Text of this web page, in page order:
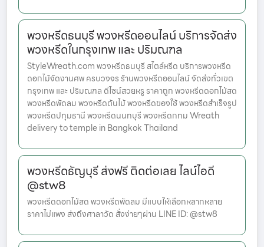
พวงหรีดธนบุรี พวงหรีดออนไลน์ บริการจัดส่ง
พวงหรีดในกรุงเทพ และ ปริมณฑล
StyleWreath.com พวงหรีดธนบุรี สไตล์หรีด บริการพวงหรีด
ดอกไม้จัดงานศพ ครบวงจร ร้านพวงหรีดออนไลน์ จัดส่งทั่วเขต
กรุงเทพ และ ปริมณฑล ดีไซน์สวยหรู ราคาถูก พวงหรีดดอกไม้สด
พวงหรีดพัดลม พวงหรีดต้นไม้ พวงหรีดของใช้ พวงหรีดสำเร็จรูป
พวงหรีดปทุมธานี พวงหรีดนนทบุรี พวงหรีดกทม Wreath
delivery to temple in Bangkok Thailand
พวงหรีดธัญบุรี ส่งฟรี ติดต่อเลย ไลน์ไอดี
@stw8
พวงหรีดดอกไม้สด พวงหรีดพัดลม มีแบบให้เลือกหลากหลาย
ราคาไม่แพง ส่งถึงศาลาวัด สั่งง่ายๆผ่าน LINE ID: @stw8